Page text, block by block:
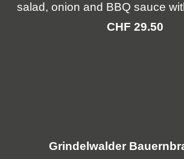
salad, onion and BBQ sauce
CHF 29.50
Grindelwalder